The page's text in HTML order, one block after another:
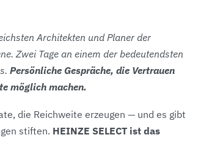
Architekten und Planer der
Zwei Tage an einem der bedeutendsten
Persönliche Gespräche, die Vertrauen
möglich machen.
die Reichweite erzeugen — und es gibt
stiften. HEINZE SELECT ist das